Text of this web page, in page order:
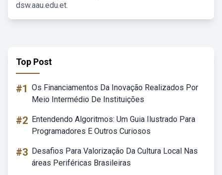
dsw.aau.edu.et.
Top Post
#1 Os Financiamentos Da Inovação Realizados Por
Meio Intermédio De Instituições
#2 Entendendo Algoritmos: Um Guia Ilustrado Para
Programadores E Outros Curiosos
#3 Desafios Para Valorização Da Cultura Local Nas
áreas Periféricas Brasileiras